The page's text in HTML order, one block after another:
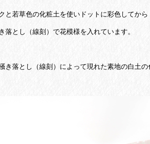
と若草色の化粧土を使いドットに彩色してから
落とし（線刻）で花模様を入れています。
き落とし（線刻）によって現れた素地の白土の